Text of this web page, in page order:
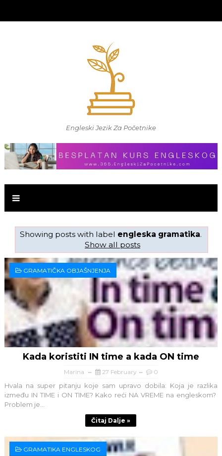
Engleski Jezik Za Početnike
Showing posts with label engleska gramatika.
Show all posts
GRAMATIČKA OBJAŠNJENJA
Kada koristiti IN time a kada ON time
Marina 27 February 0
Hvala na super pitanju koje sam upravo dobila: Koja je razlika
između IN TIME i ON TIME? Kako reći NA VREME na engleskom?
Problem je...
Čitaj Dalje »
GRAMATIKA ENGLESKOG